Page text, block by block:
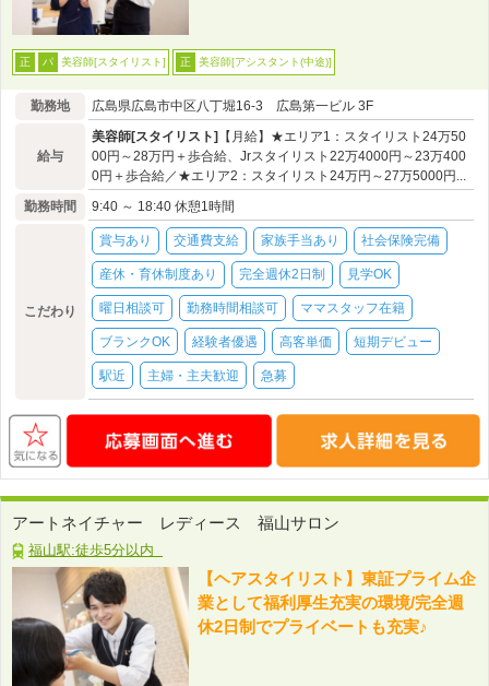
正 パ 美容師[スタイリスト] 正 美容師[アシスタント(中途)]
勤務地 広島県広島市中区八丁堀16-3 広島第一ビル 3F
給与
美容師[スタイリスト]
【月給】★エリア1：スタイリスト24万50
00円～28万円＋歩合給、Jrスタイリスト22万4000円～23万400
0円＋歩合給／★エリア2：スタイリスト24万円～27万5000円...
勤務時間
9:40 ～ 18:40 休憩1時間
こだわり
賞与あり 交通費支給 家族手当あり 社会保険完備
産休・育休制度あり 完全週休2日制 見学OK
曜日相談可 勤務時間相談可 ママスタッフ在籍
ブランクOK 経験者優遇 高客単価 短期デビュー
駅近 主婦・主夫歓迎 急募
アートネイチャー レディース 福山サロン
福山駅:徒歩5分以内
【ヘアスタイリスト】東証プライム企
業として福利厚生充実の環境/完全週
休2日制でプライベートも充実♪